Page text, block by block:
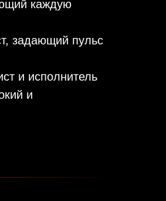
каждую
задающий пульс
и исполнитель
и